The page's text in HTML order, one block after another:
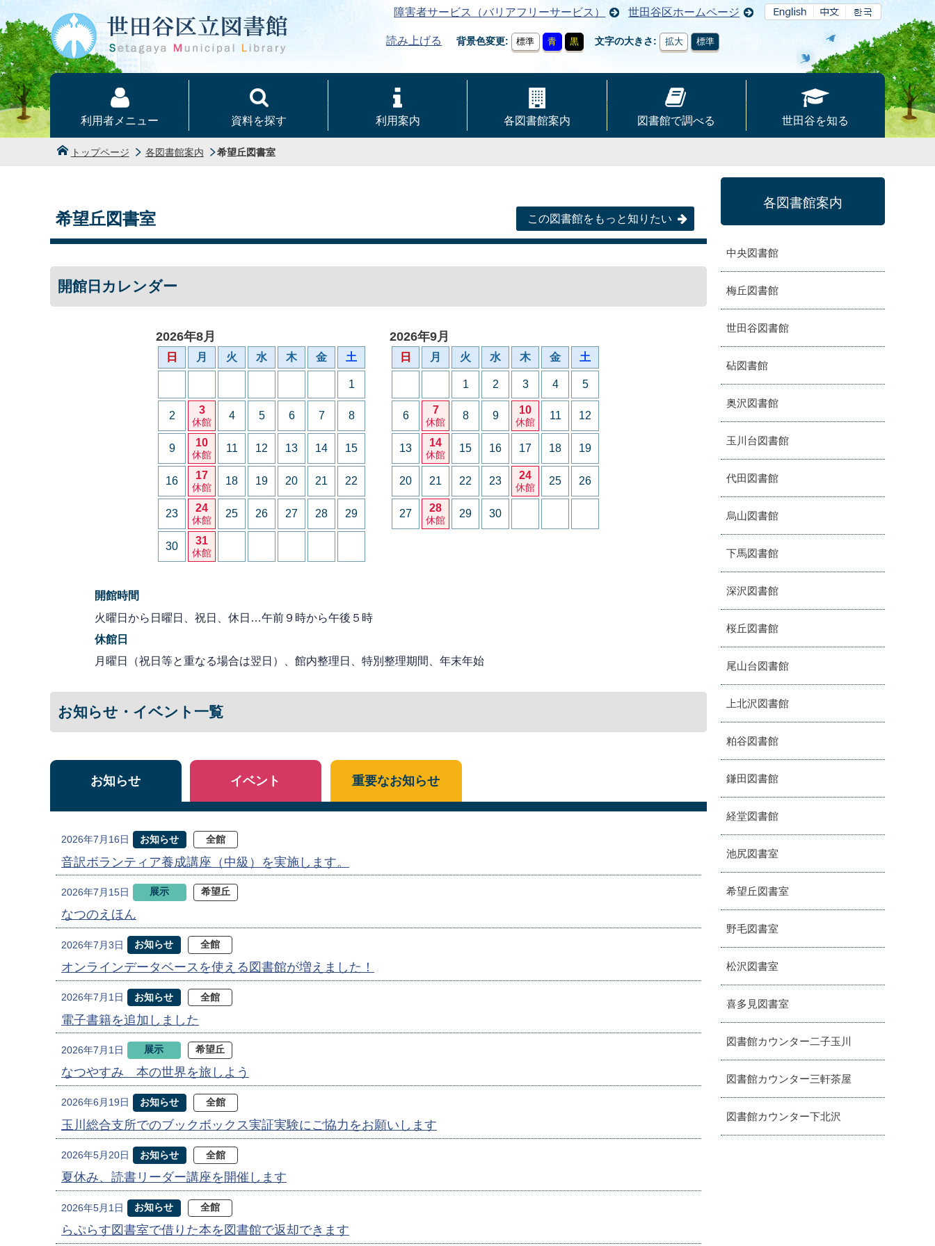
本文へ
障害者サービス（バリアフリーサービス） 世田谷区ホームページ
読み上げる 背景色変更 標準 青 黒 文字の大きさ 拡大 標準
利用者メニュー 資料を探す 利用案内 各図書館案内 図書館で調べる 世田谷を知る
トップページ 各図書館案内 希望丘図書室
希望丘図書室 この図書館をもっと知りたい
開館日カレンダー
2026年8月
日 月 火 水 木 金 土
1
2 3
休館
4 5 6 7 8
9 10
休館
11 12 13 14 15
16 17
休館
18 19 20 21 22
23 24
休館
25 26 27 28 29
30 31
休館
2026年9月
日 月 火 水 木 金 土
1 2 3 4 5
6 7
休館
8 9 10
休館
11 12
13 14
休館
15 16 17 18 19
20 21 22 23 24
休館
25 26
27 28
休館
29 30
開館時間
火曜日から日曜日、祝日、休日…午前９時から午後５時
休館日
月曜日（祝日等と重なる場合は翌日）、館内整理日、特別整理期間、年末年始
お知らせ・イベント一覧
お知らせ
2026年7月16日 お知らせ 全館
音訳ボランティア養成講座（中級）を実施します。
2026年7月15日 展示 希望丘
なつのえほん
2026年7月3日 お知らせ 全館
オンラインデータベースを使える図書館が増えました！
2026年7月1日 お知らせ 全館
電子書籍を追加しました
2026年7月1日 展示 希望丘
なつやすみ 本の世界を旅しよう
2026年6月19日 お知らせ 全館
玉川総合支所でのブックボックス実証実験にご協力をお願いします
2026年5月20日 お知らせ 全館
夏休み、読書リーダー講座を開催します
2026年5月1日 お知らせ 全館
らぷらす図書室で借りた本を図書館で返却できます
イベント 重要なお知らせ
各図書館案内
中央図書館
梅丘図書館
世田谷図書館
砧図書館
奥沢図書館
玉川台図書館
代田図書館
烏山図書館
下馬図書館
深沢図書館
桜丘図書館
尾山台図書館
上北沢図書館
粕谷図書館
鎌田図書館
経堂図書館
池尻図書室
希望丘図書室
野毛図書室
松沢図書室
喜多見図書室
図書館カウンター二子玉川
図書館カウンター三軒茶屋
図書館カウンター下北沢